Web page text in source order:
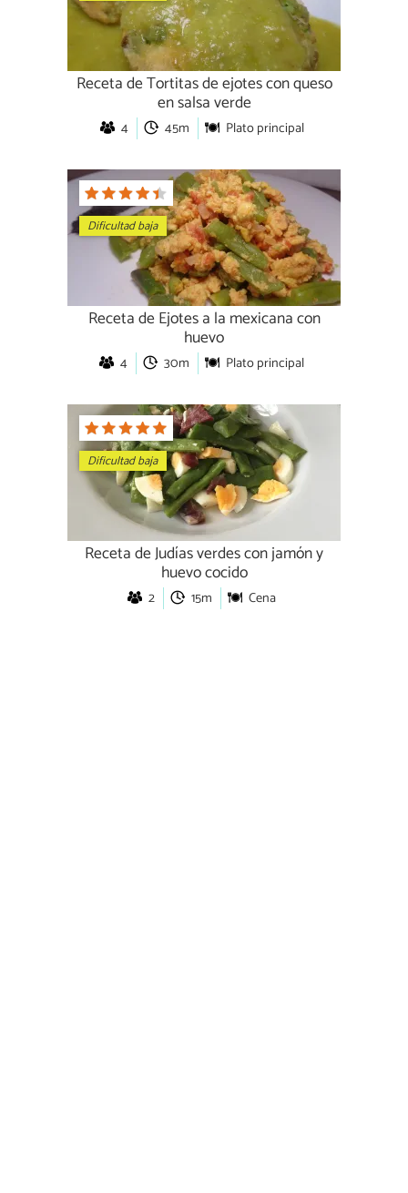
Receta de Tortitas de ejotes con queso
en salsa verde
4 45m Plato principal
Dificultad baja
Receta de Ejotes a la mexicana con
huevo
4 30m Plato principal
Dificultad baja
Receta de Judías verdes con jamón y
huevo cocido
2 15m Cena